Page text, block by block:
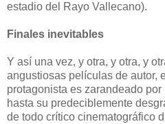
estadio del Rayo Vallecano).
Finales inevitables
Y así una vez, y otra, y otra, y
angustiosas películas de autor,
protagonista es zarandeado
hasta su predeciblemente
de todo crítico cinematográfico